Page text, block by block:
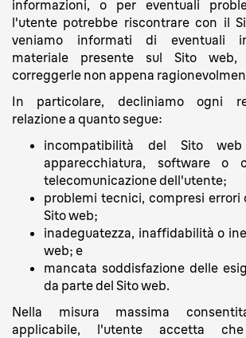
informazioni, o per eventuali
l'utente potrebbe riscontrare con il
veniamo informati di eventuali
materiale presente sul Sito web,
correggerle non appena
In particolare, decliniamo ogni
relazione a quanto segue:
incompatibilità del Sito
apparecchiatura, software o
telecomunicazione dell'utente;
problemi tecnici, compresi errori
Sito web;
inadeguatezza, inaffidabilità o
web; e
mancata soddisfazione delle
da parte del Sito web.
Nella misura massima
applicabile, l'utente accetta